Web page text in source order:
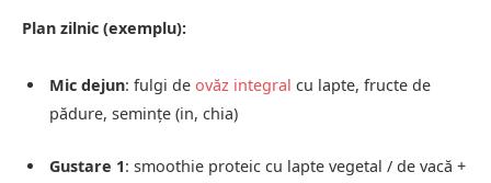
Plan zilnic (exemplu):
Mic dejun: fulgi de ovăz integral cu lapte, fructe de
pădure, semințe (in, chia)
Gustare 1: smoothie proteic cu lapte vegetal / de vacă +